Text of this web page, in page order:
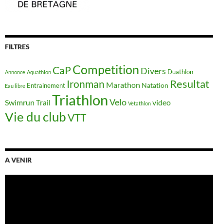
FILTRES
Annonce Aquathlon CaP Competition Divers Duathlon
Eau libre Entrainement Ironman Marathon Natation Resultat
Swimrun Trail TriathlonVelo Vetathlon video
Vie du clubVTT
A VENIR